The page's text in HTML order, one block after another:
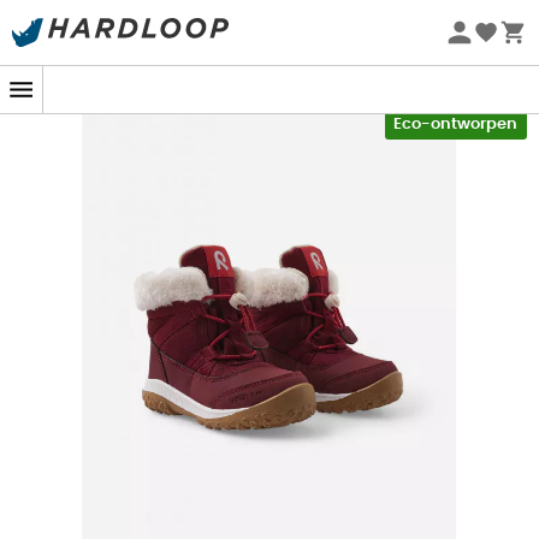
Zomeraanbiedingen 🔥 -5% EXTRA vanaf 2 producten* met
Eco-ontworpen